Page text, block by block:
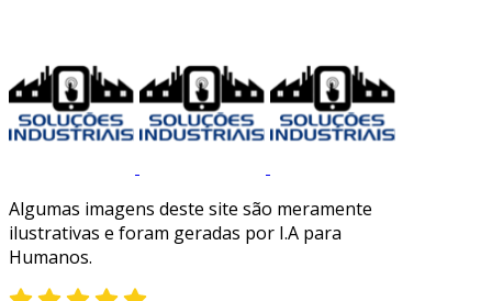
Algumas imagens deste site são meramente
ilustrativas e foram geradas por I.A para
Humanos.